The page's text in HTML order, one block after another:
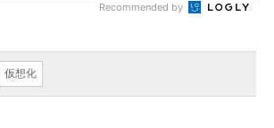
Recommended by
仮想化